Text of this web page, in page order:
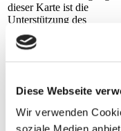
Diese Webseite
Wir verwenden
dieser Karte ist die
Unterstützung des
zukunftsweisenden AV1-
Video-Codecs, der sowohl
macht die Sparkle Arc
A310 ECO zu einer
exzellenten Wahl für